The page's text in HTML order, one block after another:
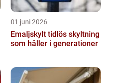
01 juni 2026
Emaljskylt tidlös skyltning
som håller i generationer